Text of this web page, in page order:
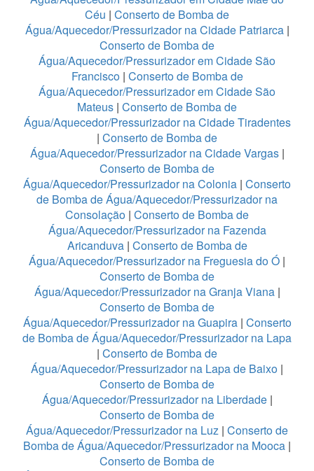
Céu | Conserto de Bomba de
Água/Aquecedor/Pressurizador na Cidade Patriarca|
Conserto de Bomba de
Água/Aquecedor/Pressurizador em Cidade São
Francisco | Conserto de Bomba de
Água/Aquecedor/Pressurizador em Cidade São
Mateus | Conserto de Bomba de
Água/Aquecedor/Pressurizador na Cidade Tiradentes
| Conserto de Bomba de
Água/Aquecedor/Pressurizador na Cidade Vargas |
Conserto de Bomba de
Água/Aquecedor/Pressurizador na Colonia | Conserto
de Bomba de Água/Aquecedor/Pressurizador na
Consolação | Conserto de Bomba de
Água/Aquecedor/Pressurizador na Fazenda
Aricanduva| Conserto de Bomba de
Água/Aquecedor/Pressurizador na Freguesia do Ó |
Conserto de Bomba de
Água/Aquecedor/Pressurizador na Granja Viana|
Conserto de Bomba de
Água/Aquecedor/Pressurizador na Guapira| Conserto
de Bomba de Água/Aquecedor/Pressurizador na Lapa
| Conserto de Bomba de
Água/Aquecedor/Pressurizador na Lapa de Baixo |
Conserto de Bomba de
Água/Aquecedor/Pressurizador na Liberdade |
Conserto de Bomba de
Água/Aquecedor/Pressurizador na Luz | Conserto de
Bomba de Água/Aquecedor/Pressurizador na Mooca |
Conserto de Bomba de